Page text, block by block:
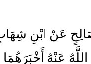
صَالِحٍ عَنْ ابْنِ
عَنْهُ